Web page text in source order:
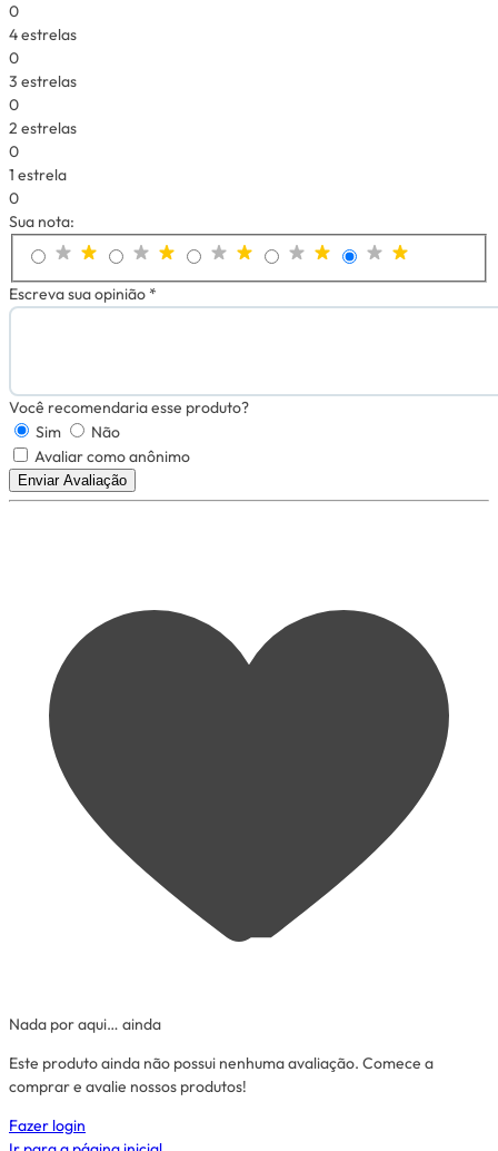
0
4 estrelas
0
3 estrelas
0
2 estrelas
0
1 estrela
0
Sua nota:
Escreva sua opinião *
Você recomendaria esse produto?
Sim
Não
Avaliar como anônimo
Enviar Avaliação
Nada por aqui… ainda
Este produto ainda não possui nenhuma avaliação. Comece a
comprar e avalie nossos produtos!
Fazer login